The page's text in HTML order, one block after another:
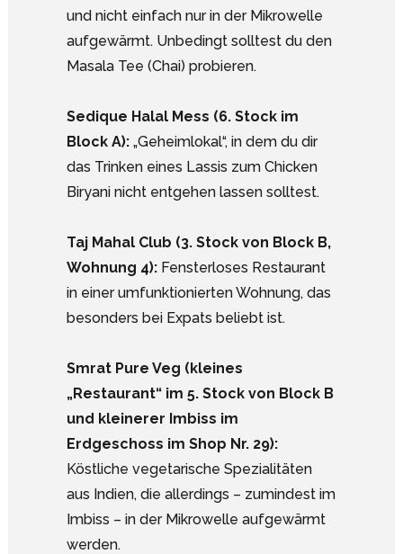
und nicht einfach nur in der Mikrowelle
aufgewärmt. Unbedingt solltest du den
Masala Tee (Chai) probieren.
Sedique Halal Mess (6. Stock im
Block A): „Geheimlokal“, in dem du dir
das Trinken eines Lassis zum Chicken
Biryani nicht entgehen lassen solltest.
Taj Mahal Club (3. Stock von Block B,
Wohnung 4): Fensterloses Restaurant
in einer umfunktionierten Wohnung, das
besonders bei Expats beliebt ist.
Smrat Pure Veg (kleines
„Restaurant“ im 5. Stock von Block B
und kleinerer Imbiss im
Erdgeschoss im Shop Nr. 29):
Köstliche vegetarische Spezialitäten
aus Indien, die allerdings – zumindest im
Imbiss – in der Mikrowelle aufgewärmt
werden.